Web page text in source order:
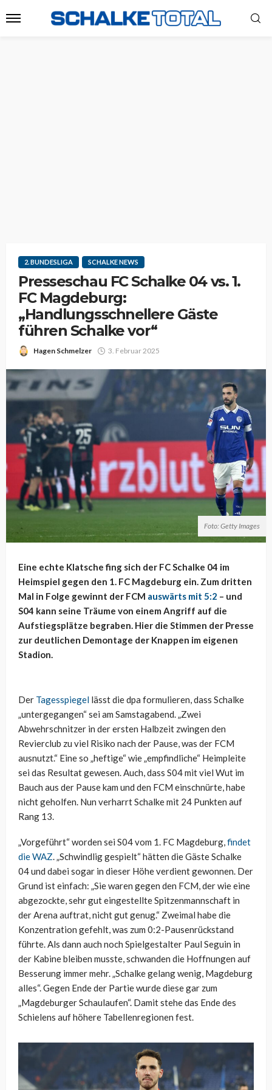
2. BUNDESLIGA SCHALKE NEWS
Presseschau FC Schalke 04 vs. 1.
FC Magdeburg:
„Handlungsschnellere Gäste
führen Schalke vor“
Hagen Schmelzer 3. Februar 2025
Foto: Getty Images
Eine echte Klatsche fing sich der FC Schalke 04 im
Heimspiel gegen den 1. FC Magdeburg ein. Zum dritten
Mal in Folge gewinnt der FCM auswärts mit 5:2 – und
S04 kann seine Träume von einem Angriff auf die
Aufstiegsplätze begraben. Hier die Stimmen der Presse
zur deutlichen Demontage der Knappen im eigenen
Stadion.
Der Tagesspiegel lässt die dpa formulieren, dass Schalke
„untergegangen“ sei am Samstagabend. „Zwei
Abwehrschnitzer in der ersten Halbzeit zwingen den
Revierclub zu viel Risiko nach der Pause, was der FCM
ausnutzt.“ Eine so „heftige“ wie „empfindliche“ Heimpleite
sei das Resultat gewesen. Auch, dass S04 mit viel Wut im
Bauch aus der Pause kam und den FCM einschnürte, habe
nicht geholfen. Nun verharrt Schalke mit 24 Punkten auf
Rang 13.
„Vorgeführt“ worden sei S04 vom 1. FC Magdeburg,findet
die WAZ. „Schwindlig gespielt“ hätten die Gäste Schalke
04 und dabei sogar in dieser Höhe verdient gewonnen. Der
Grund ist einfach: „Sie waren gegen den FCM, der wie eine
abgezockte, sehr gut eingestellte Spitzenmannschaft in
der Arena auftrat, nicht gut genug.“ Zweimal habe die
Konzentration gefehlt, was zum 0:2-Pausenrückstand
führte. Als dann auch noch Spielgestalter Paul Seguin in
der Kabine bleiben musste, schwanden die Hoffnungen auf
Besserung immer mehr. „Schalke gelang wenig, Magdeburg
alles“. Gegen Ende der Partie wurde diese gar zum
„Magdeburger Schaulaufen“. Damit stehe das Ende des
Schielens auf höhere Tabellenregionen fest.